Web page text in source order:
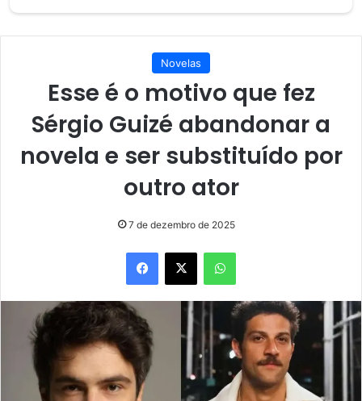
Novelas
Esse é o motivo que fez
Sérgio Guizé abandonar a
novela e ser substituído por
outro ator
7 de dezembro de 2025
Facebook
X WhatsApp